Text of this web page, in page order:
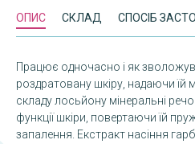
ОПИС СКЛАД СПОСІБ
Працює одночасно і як
роздратовану шкіру, надаючи їй
складу лосьйону мінеральні
функції шкіри, повертаючи їй
запалення. Екстракт насіння